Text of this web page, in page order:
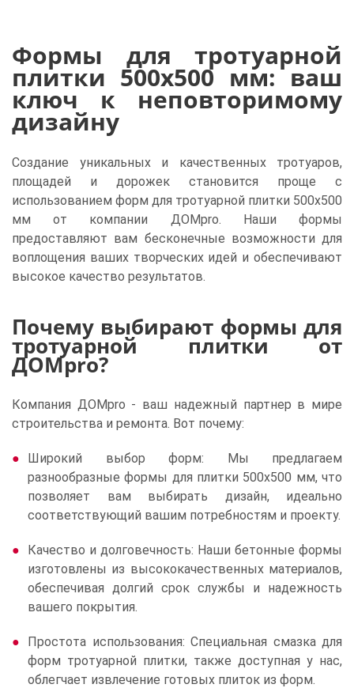
Формы для тротуарной
плитки 500x500 мм: ваш
ключ к неповторимому
дизайну
Создание уникальных и качественных тротуаров,
площадей и дорожек становится проще с
использованием форм для тротуарной плитки 500x500
мм от компании ДОМpro. Наши формы
предоставляют вам бесконечные возможности для
воплощения ваших творческих идей и обеспечивают
высокое качество результатов.
Почему выбирают формы для
тротуарной плитки от
ДОМpro?
Компания ДОМpro - ваш надежный партнер в мире
строительства и ремонта. Вот почему:
Широкий выбор форм: Мы предлагаем
разнообразные формы для плитки 500x500 мм, что
позволяет вам выбирать дизайн, идеально
соответствующий вашим потребностям и проекту.
Качество и долговечность: Наши бетонные формы
изготовлены из высококачественных материалов,
обеспечивая долгий срок службы и надежность
вашего покрытия.
Простота использования: Специальная смазка для
форм тротуарной плитки, также доступная у нас,
облегчает извлечение готовых плиток из форм.